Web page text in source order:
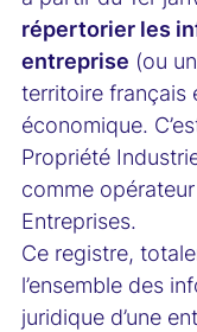
répertorier les
entreprise (ou
territoire français
économique.
Propriété
comme
Entreprises.
Ce registre,
l’ensemble des
juridique d’une